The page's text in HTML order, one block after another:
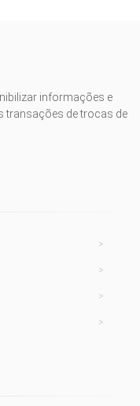
informações e
transações de trocas de